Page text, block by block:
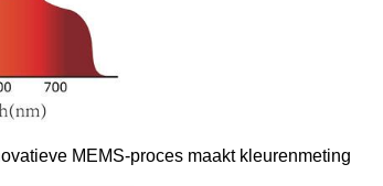
MEMS-proces maakt kleurenmeting